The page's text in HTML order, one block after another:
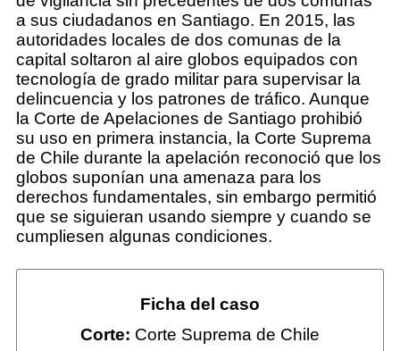
a sus ciudadanos en Santiago. En 2015, las
autoridades locales de dos comunas de la
capital soltaron al aire globos equipados con
tecnología de grado militar para supervisar la
delincuencia y los patrones de tráfico. Aunque
la Corte de Apelaciones de Santiago prohibió
su uso en primera instancia, la Corte Suprema
de Chile durante la apelación reconoció que los
globos suponían una amenaza para los
derechos fundamentales, sin embargo permitió
que se siguieran usando siempre y cuando se
cumpliesen algunas condiciones.
Ficha del caso
Corte: Corte Suprema de Chile